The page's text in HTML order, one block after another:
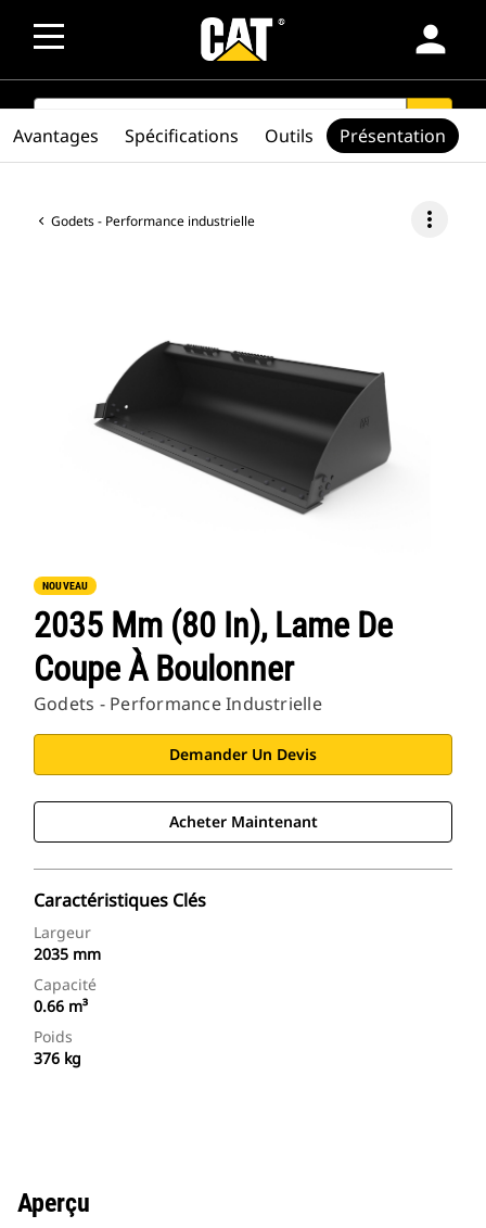
person
SEARCH search
Godets - Performance industrielle more_vert
NOUVEAU
2035 Mm (80 In), Lame De
Coupe À Boulonner
Godets - Performance Industrielle
Demander Un Devis
Acheter Maintenant
Caractéristiques Clés
Largeur
2035 mm
Capacité
0.66 m³
Poids
376 kg
Avantages Spécifications Outils Présentation
Aperçu